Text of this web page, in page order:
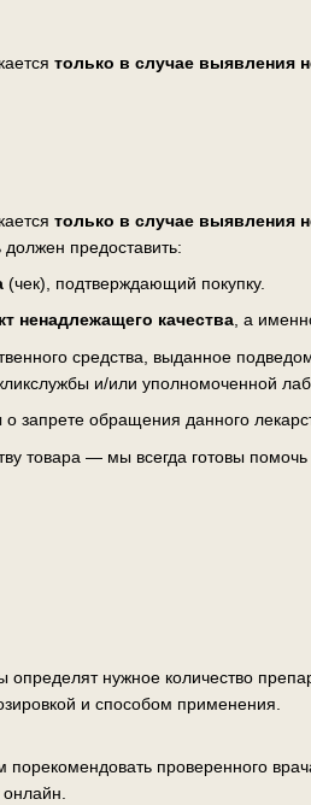
только в случае выявления
только в случае выявления
предоставить:
(чек), подтверждающий покупку.
ненадлежащего качества, а
средства, выданное
и/или уполномоченной
запрете обращения данного
товара — мы всегда готовы
нужное количество
и способом применения.
проверенного
онлайн.